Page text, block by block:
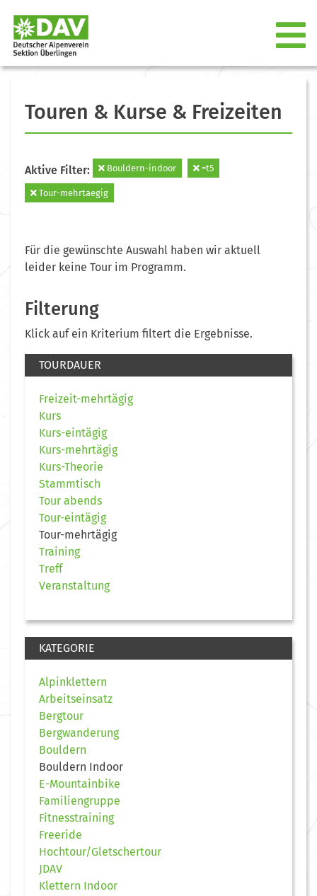
Touren & Kurse & Freizeiten
Aktive Filter: Bouldern-indoor =t5
Tour-mehrtaegig
Für die gewünschte Auswahl haben wir aktuell
leider keine Tour im Programm.
Filterung
Klick auf ein Kriterium filtert die Ergebnisse.
TOURDAUER
Freizeit-mehrtägig
Kurs
Kurs-eintägig
Kurs-mehrtägig
Kurs-Theorie
Stammtisch
Tour abends
Tour-eintägig
Tour-mehrtägig
Training
Treff
Veranstaltung
KATEGORIE
Alpinklettern
Arbeitseinsatz
Bergtour
Bergwanderung
Bouldern
Bouldern Indoor
E-Mountainbike
Familiengruppe
Fitnesstraining
Freeride
Hochtour/Gletschertour
JDAV
Klettern Indoor